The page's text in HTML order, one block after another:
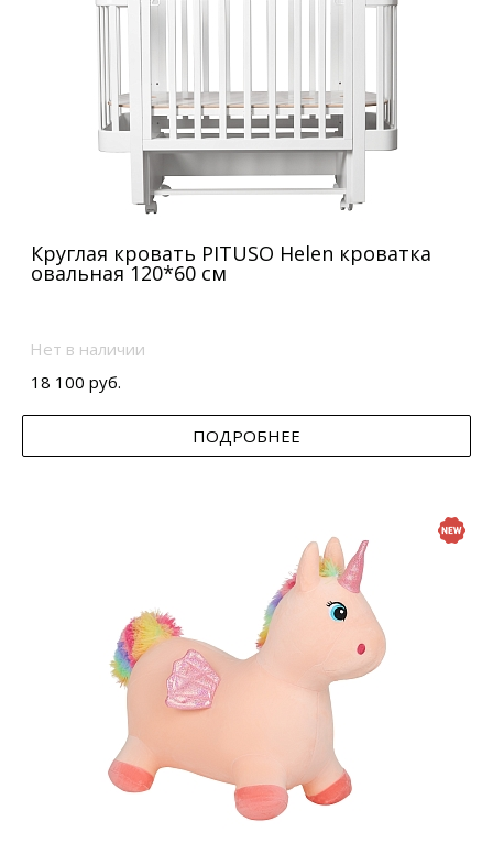
Круглая кровать PITUSO Helen кроватка
овальная 120*60 см
Нет в наличии
18 100 руб.
ПОДРОБНЕЕ